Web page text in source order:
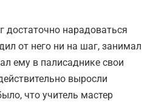
достаточно нарадоваться
от него ни на шаг, занимал
ему в палисаднике свои
выросли
что учитель мастер